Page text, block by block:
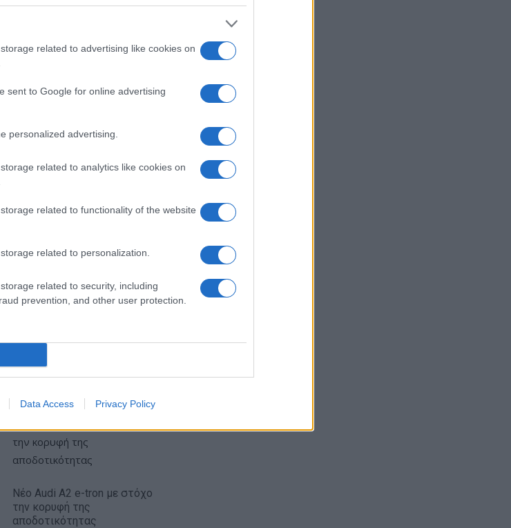
related to advertising like cookies on
sent to Google for online advertising
personalized advertising.
related to analytics like cookies on
related to functionality of the website
related to personalization.
related to security, including
prevention, and other user protection.
Data Access Privacy Policy
να χτίσουμε κάτι μεγάλο
και τη διοίκηση»
Χρηματοοικονομικός
ενέργειας
Επιτροπή και νέο
Νέο Audi A2 e-tron με στόχο
την κορυφή της
αποδοτικότητας